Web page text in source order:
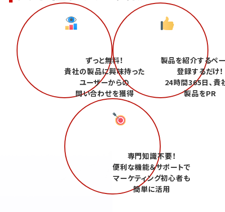
ずっと無料！
貴社の製品に興味持った
ユーザーからの
問い合わせを獲得
製品を紹介するペ
登録するだけ！
24時間365日、貴
製品をPR
専門知識不要！
便利な機能＆サポートで
マーケティング初心者も
簡単に活用